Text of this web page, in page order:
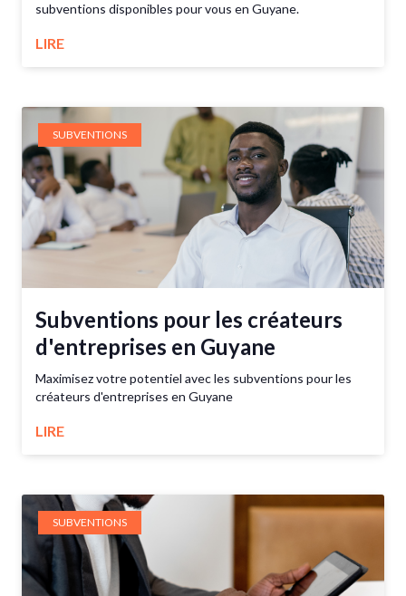
subventions disponibles pour vous en Guyane.
LIRE
SUBVENTIONS
Subventions pour les créateurs
d'entreprises en Guyane
Maximisez votre potentiel avec les subventions pour les
créateurs d'entreprises en Guyane
LIRE
SUBVENTIONS